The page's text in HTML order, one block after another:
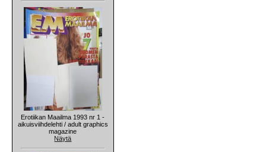
Erotiikan Maailma 1993 nr 1 -
aikuisviihdelehti / adult graphics
magazine
Näytä